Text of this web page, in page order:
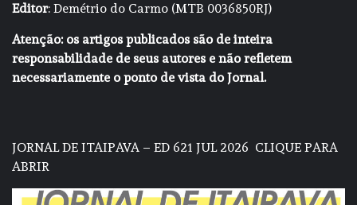
Editor: Demétrio do Carmo (MTB 0036850RJ)
Atenção: os artigos publicados são de inteira
responsabilidade de seus autores e não refletem
necessariamente o ponto de vista do Jornal.
JORNAL DE ITAIPAVA – ED 621 JUL 2026 CLIQUE PARA
ABRIR